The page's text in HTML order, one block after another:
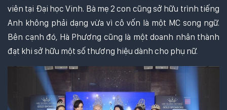
viên tại Đại học Vinh. Bà mẹ 2 con cũng sở hữu trình tiếng
Anh không phải dạng vừa vì cô vốn là một MC song ngữ.
Bên cạnh đó, Hà Phương cũng là một doanh nhân thành
đạt khi sở hữu một số thương hiệu dành cho phụ nữ.